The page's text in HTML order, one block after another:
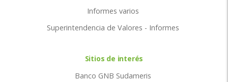
Informes varios
Superintendencia de Valores - Informes
Sitios de interés
Banco GNB Sudameris